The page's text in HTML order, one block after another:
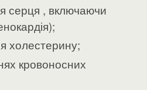
серця , включаючи
холестерину;
кровоносних